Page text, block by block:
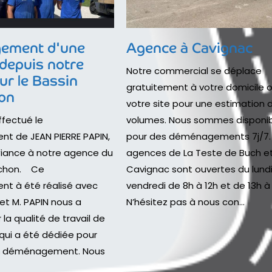
d'une
notre
le Bassin
le
de JEAN PIERRE PAPIN,
à notre agence du
Ce
à été réalisé avec
M. PAPIN nous a
la qualité de travail de
a été dédiée pour
Nous
Agence à Cavignac
Notre commercial se déplace
gratuitement à votre domicile
votre site pour une estimation
volumes. Nous sommes
pour des déménagements 7j/7.
agences de La Teste de Buch
Cavignac sont ouvertes du
vendredi de 8h à 12h et de 13h à
N’hésitez pas à nous con...